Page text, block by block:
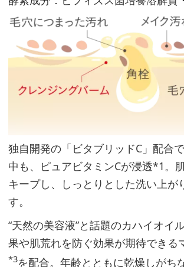
独自開発の「ビタブリッドC」配合
中も、ピュアビタミンCが浸透*1。
キープし、しっとりとした洗い上が
す。
“天然の美容液”と話題のカハイオイ
果や肌荒れを防ぐ効果が期待できる
*3を配合。年齢とともに乾燥しがち